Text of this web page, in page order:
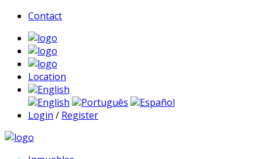
Contact
Location
English
English
Português
Español
Login / Register